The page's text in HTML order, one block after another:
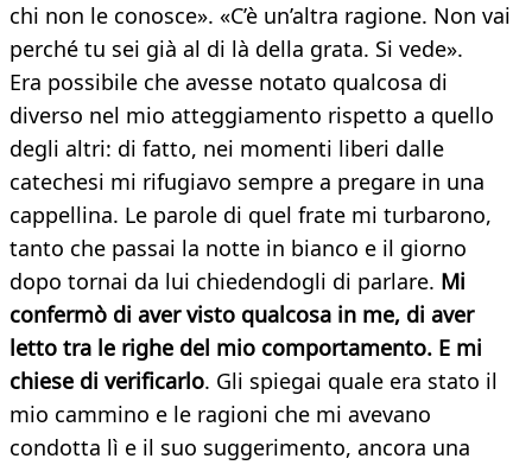
chi non le conosce». «C’è un’altra ragione. Non vai
perché tu sei già al di là della grata. Si vede».
Era possibile che avesse notato qualcosa di
diverso nel mio atteggiamento rispetto a quello
degli altri: di fatto, nei momenti liberi dalle
catechesi mi rifugiavo sempre a pregare in una
cappellina. Le parole di quel frate mi turbarono,
tanto che passai la notte in bianco e il giorno
dopo tornai da lui chiedendogli di parlare. Mi
confermò di aver visto qualcosa in me, di aver
letto tra le righe del mio comportamento. E mi
chiese di verificarlo. Gli spiegai quale era stato il
mio cammino e le ragioni che mi avevano
condotta lì e il suo suggerimento, ancora una